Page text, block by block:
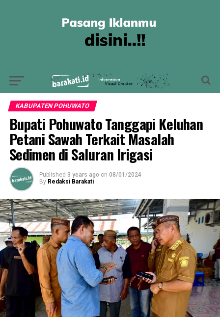
KABUPATEN POHUWATO
Bupati Pohuwato Tanggapi Keluhan
Petani Sawah Terkait Masalah
Sedimen di Saluran Irigasi
Published 3 years ago on 08/01/2024
By Redaksi Barakati